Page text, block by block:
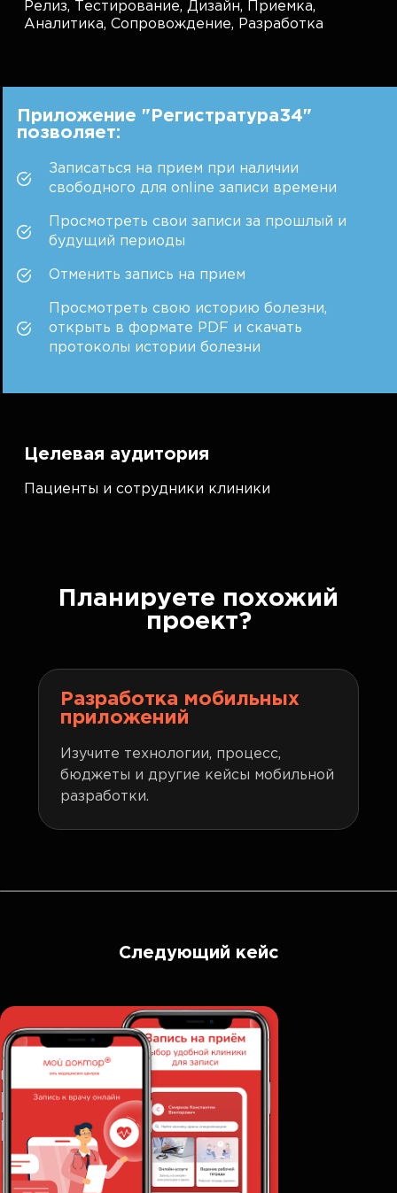
Релиз, Тестирование,Дизайн,
Приемка,
Аналитика,Сопровождение, Разработка
Приложение "Регистратура34"
позволяет:
Записаться на прием при наличии
свободного для online записи времени
Просмотреть свои записи за прошлый и
будущий периоды
Отменить запись на прием
Просмотреть свою историю болезни,
открыть в формате PDF и скачать
протоколы истории болезни
Целевая аудитория
Пациенты и сотрудники клиники
Планируете похожий
проект?
Разработка мобильных
приложений
Изучите технологии, процесс,
бюджеты и другие кейсы мобильной
разработки.
Следующий кейс